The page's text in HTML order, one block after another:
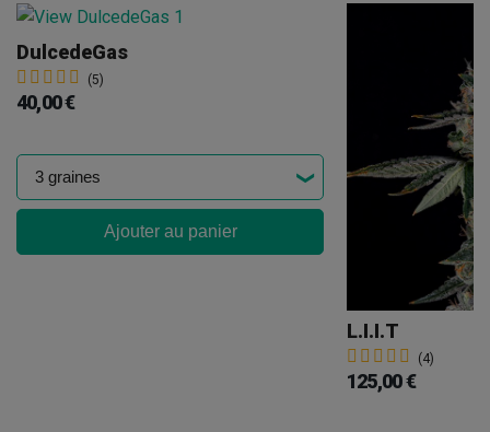
DulcedeGas
(5)
40,00 €
Ajouter au panier
L.I.I.T
(4)
125,00 €